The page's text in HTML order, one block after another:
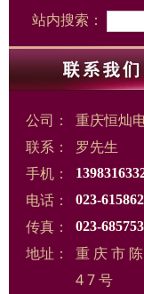
站内搜索：
公司：
重庆恒灿
联系：
罗先生
手机：
电话： 023-
传真： 023-
地址：
重 庆 市
4 7 号